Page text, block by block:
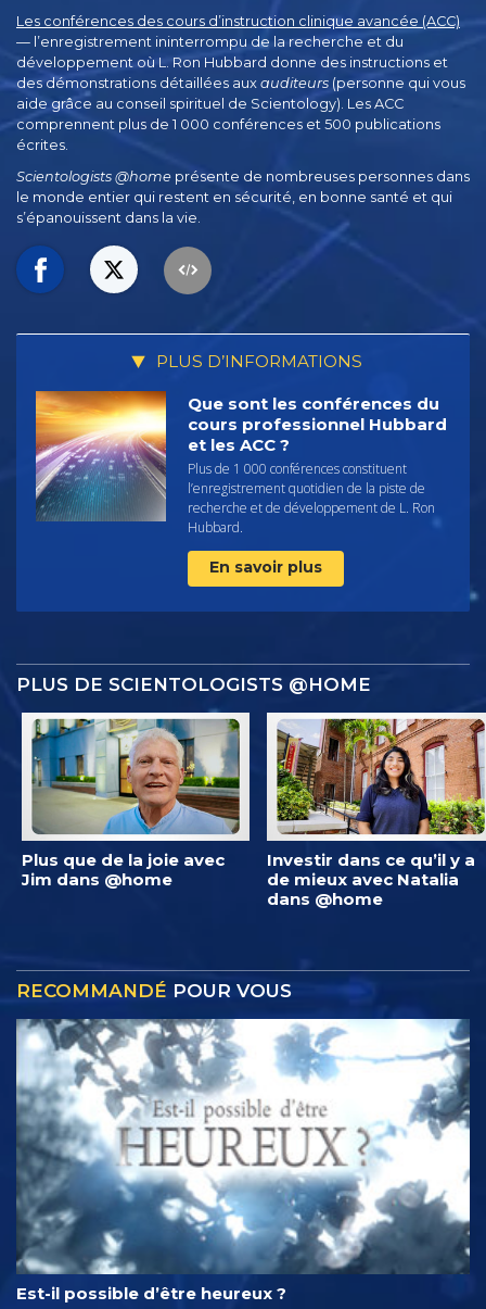
Les conférences des cours d’instruction clinique avancée (ACC)
— l’enregistrement ininterrompu de la recherche et du
développement où L. Ron Hubbard donne des instructions et
des démonstrations détaillées aux auditeurs (personne qui vous
aide grâce au conseil spirituel de Scientology). Les ACC
comprennent plus de 1 000 conférences et 500 publications
écrites.
Scientologists @home présente de nombreuses personnes dans
le monde entier qui restent en sécurité, en bonne santé et qui
s’épanouissent dans la vie.
PLUS D’INFORMATIONS
Que sont les conférences du
cours professionnel Hubbard
et les ACC ?
Plus de 1 000 conférences constituent
l’enregistrement quotidien de la piste de
recherche et de développement de L. Ron
Hubbard.
En savoir plus
PLUS DE SCIENTOLOGISTS @HOME
Plus que de la joie avec
Jim dans @home
Investir dans ce qu’il y a
de mieux avec Natalia
dans @home
RECOMMANDÉ POUR VOUS
Est-il possible d’être heureux ?